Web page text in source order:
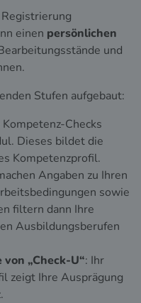
Registrierung
einen persönlichen
und
Stufen aufgebaut:
Checks
Dieses bildet die
Kompetenzprofil.
Angaben zu Ihren
sowie
filtern dann Ihre
Ausbildungsberufen
„Check-U“: Ihr
zeigt Ihre Ausprägung